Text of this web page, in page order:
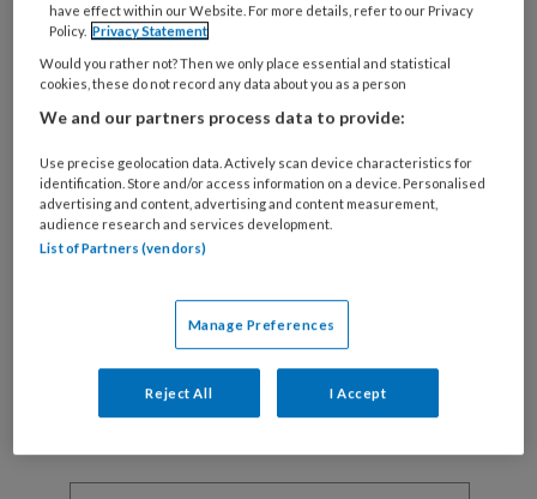
REGISTREREN
Wil je dit artikel lezen?
Maak gratis een account aan en lees 2
artikelen gratis per maand
Al een account of abonnement?Log dan in
mailadres?
Kies
have effect within our Website. For more details, refer to our Privacy
Policy. Privacy Statement
Would you rather not? Then we only place essential and statistical
cookies, these do not record any data about you as a person
We and our partners process data to provide:
Use precise geolocation data. Actively scan device characteristics for
identification. Store and/or access information on a device. Personalised
advertising and content, advertising and content measurement,
audience research and services development.
List of Partners (vendors)
Manage Preferences
Reject All I Accept